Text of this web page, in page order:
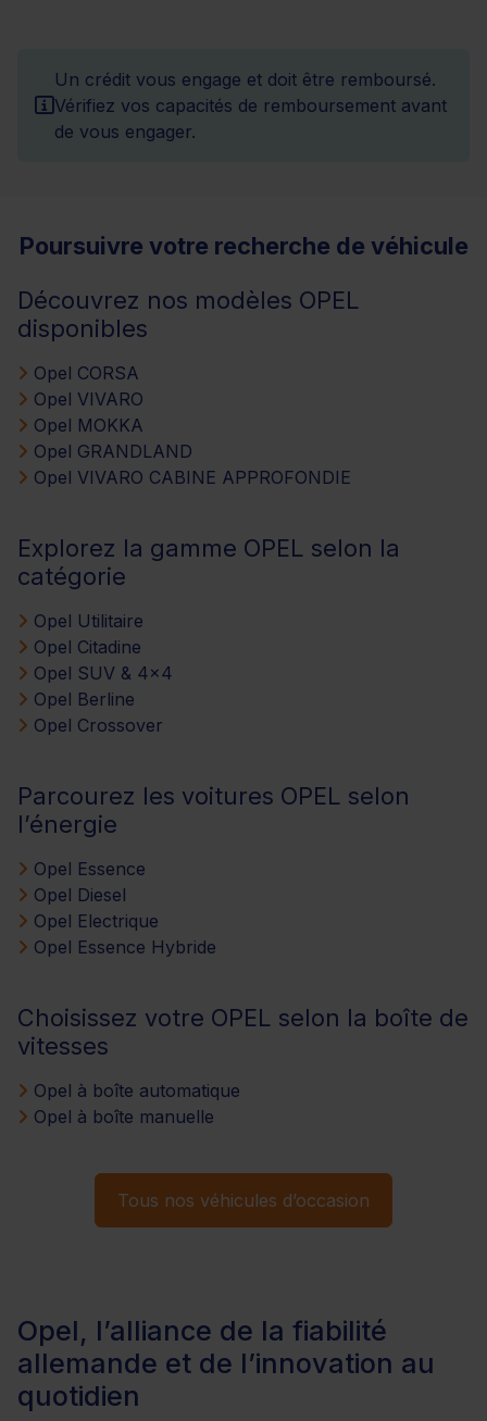
Un crédit vous engage et doit être remboursé.
Vérifiez vos capacités de remboursement avant
de vous engager.
Poursuivre votre recherche de véhicule
Découvrez nos modèles OPEL
disponibles
Opel CORSA
Opel VIVARO
Opel MOKKA
Opel GRANDLAND
Opel VIVARO CABINE APPROFONDIE
Explorez la gamme OPEL selon la
catégorie
Opel Utilitaire
Opel Citadine
Opel SUV & 4x4
Opel Berline
Opel Crossover
Parcourez les voitures OPEL selon
l’énergie
Opel Essence
Opel Diesel
Opel Electrique
Opel Essence Hybride
Choisissez votre OPEL selon la boîte de
vitesses
Opel à boîte automatique
Opel à boîte manuelle
Tous nos véhicules d’occasion
Opel, l’alliance de la fiabilité
allemande et de l’innovation au
quotidien